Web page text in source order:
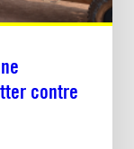
contre